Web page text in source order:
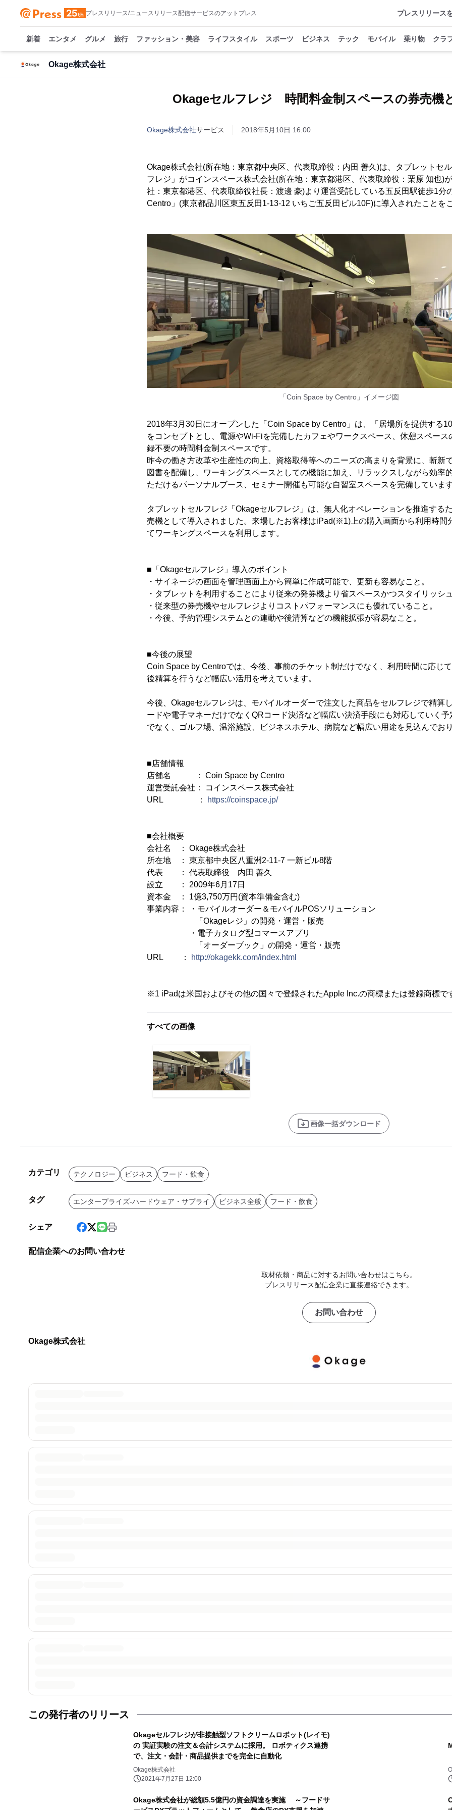
プレスリリース/ニュースリリース配信サービスのアットプレス プレスリリース
新着 エンタメ グルメ 旅行 ファッション・美容 ライフスタイル スポーツ ビジネス テック モバイル 乗り物 クラ
Okage株式会社
Okageセルフレジ 時間料金制スペースの券売機
Okage株式会社サービス 2018年5月10日 16:00
Okage株式会社(所在地：東京都中央区、代表取締役：内田 善久)は、タブレットセ
フレジ」がコインスペース株式会社(所在地：東京都港区、代表取締役：栗原 知也)
社：東京都港区、代表取締役社長：渡邊 豪)より運営受託している五反田駅徒歩1分
Centro」(東京都品川区東五反田1-13-12 いちご五反田ビル10F)に導入されたことを
「Coin Space by Centro」イメージ図
2018年3月30日にオープンした「Coin Space by Centro」は、「居場所を提供する
をコンセプトとし、電源やWi-Fiを完備したカフェやワークスペース、休憩スペース
録不要の時間料金制スペースです。
昨今の働き方改革や生産性の向上、資格取得等へのニーズの高まりを背景に、斬新
図書を配備し、ワーキングスペースとしての機能に加え、リラックスしながら効率
ただけるパーソナルブース、セミナー開催も可能な自習室スペースを完備していま
タブレットセルフレジ「Okageセルフレジ」は、無人化オペレーションを推進する
売機として導入されました。来場したお客様はiPad(※1)上の購入画面から利用時間
てワーキングスペースを利用します。
■「Okageセルフレジ」導入のポイント
・サイネージの画面を管理画面上から簡単に作成可能で、更新も容易なこと。
・タブレットを利用することにより従来の発券機より省スペースかつスタイリッシ
・従来型の券売機やセルフレジよりコストパフォーマンスにも優れていること。
・今後、予約管理システムとの連動や後清算などの機能拡張が容易なこと。
■今後の展望
Coin Space by Centroでは、今後、事前のチケット制だけでなく、利用時間に応じ
後精算を行うなど幅広い活用を考えています。
今後、Okageセルフレジは、モバイルオーダーで注文した商品をセルフレジで精算
ードや電子マネーだけでなくQRコード決済など幅広い決済手段にも対応していく
でなく、ゴルフ場、温浴施設、ビジネスホテル、病院など幅広い用途を見込んでお
■店舗情報
店舗名 ： Coin Space by Centro
運営受託会社： コインスペース株式会社
URL ：
https://coinspace.jp/
■会社概要
会社名 ： Okage株式会社
所在地 ： 東京都中央区八重洲2-11-7 一新ビル8階
代表 ： 代表取締役 内田 善久
設立 ： 2009年6月17日
資本金 ： 1億3,750万円(資本準備金含む)
事業内容： ・モバイルオーダー＆モバイルPOSソリューション
「Okageレジ」の開発・運営・販売
・電子カタログ型コマースアプリ
「オーダーブック」の開発・運営・販売
URL ：
http://okagekk.com/index.html
※1 iPadは米国およびその他の国々で登録されたApple Inc.の商標または登録商標で
すべての画像
画像一括ダウンロード
カテゴリ テクノロジー ビジネス フード・飲食
タグ エンタープライズ-ハードウェア・サプライ ビジネス全般 フード・飲食
シェア
配信企業へのお問い合わせ
取材依頼・商品に対するお問い合わせはこちら。
プレスリリース配信企業に直接連絡できます。
お問い合わせ
Okage株式会社
この発行者のリリース
Okageセルフレジが非接触型ソフトクリームロボット(レイモ)
の 実証実験の注文＆会計システムに採用。 ロボティクス連携
で、注文・会計・商品提供までを完全に自動化
Okage株式会社
2021年7月27日 12:00
Okage株式会社が総額5.5億円の資金調達を実施 ～フードサ